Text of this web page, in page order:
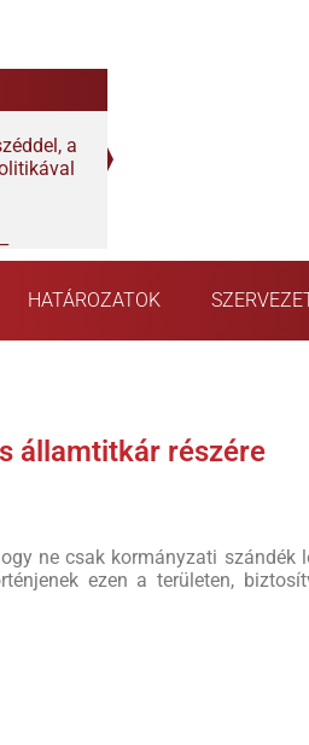
a
HATÁROZATOK
államtitkár részére
ne csak kormányzati szándék
ezen a területen,